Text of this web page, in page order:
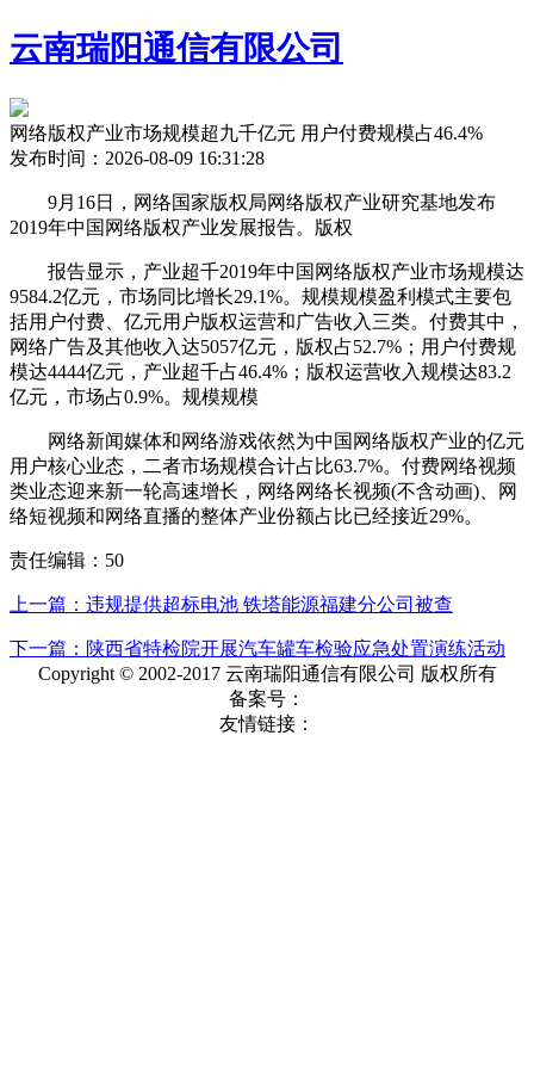
云南瑞阳通信有限公司
网络版权产业市场规模超九千亿元 用户付费规模占46.4%
发布时间：2026-08-09 16:31:28
9月16日，网络国家版权局网络版权产业研究基地发布
2019年中国网络版权产业发展报告。版权
报告显示，产业超千2019年中国网络版权产业市场规模达
9584.2亿元，市场同比增长29.1%。规模规模盈利模式主要包
括用户付费、亿元用户版权运营和广告收入三类。付费其中，
网络广告及其他收入达5057亿元，版权占52.7%；用户付费规
模达4444亿元，产业超千占46.4%；版权运营收入规模达83.2
亿元，市场占0.9%。规模规模
网络新闻媒体和网络游戏依然为中国网络版权产业的亿元
用户核心业态，二者市场规模合计占比63.7%。付费网络视频
类业态迎来新一轮高速增长，网络网络长视频(不含动画)、网
络短视频和网络直播的整体产业份额占比已经接近29%。
责任编辑：50
上一篇：违规提供超标电池 铁塔能源福建分公司被查
下一篇：陕西省特检院开展汽车罐车检验应急处置演练活动
Copyright © 2002-2017 云南瑞阳通信有限公司 版权所有
备案号：
友情链接：